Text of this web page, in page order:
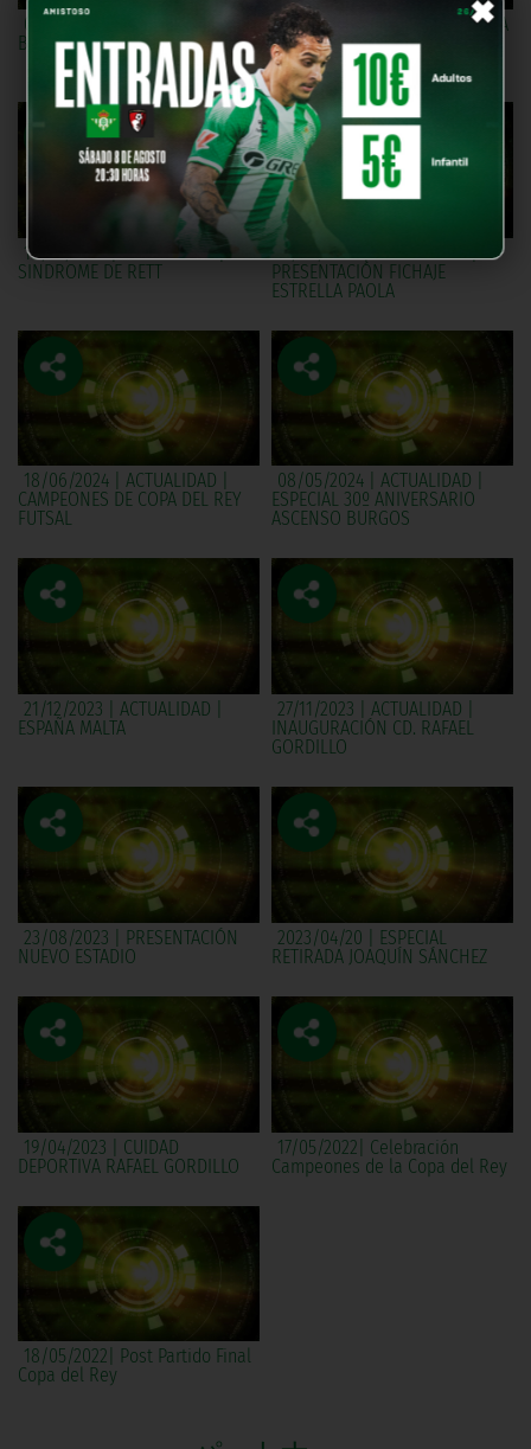
09/11/2024 | REGATA SEVILLA -
BETIS
25/10/2024 | UNIDOS POR UNA
PASIÓN | PEÑA BÉTICA EL
FONTANAL
18/10/2024 | ACTUALIDAD |
SINDROME DE RETT
PRESENTACIÓN FICHAJE
ESTRELLA PAOLA
18/06/2024 | ACTUALIDAD |
CAMPEONES DE COPA DEL REY
FUTSAL
08/05/2024 | ACTUALIDAD |
ESPECIAL 30º ANIVERSARIO
ASCENSO BURGOS
21/12/2023 | ACTUALIDAD |
ESPAÑA MALTA
27/11/2023 | ACTUALIDAD |
INAUGURACIÓN CD. RAFAEL
GORDILLO
23/08/2023 | PRESENTACIÓN
NUEVO ESTADIO
2023/04/20 | ESPECIAL
RETIRADA JOAQUÍN SÁNCHEZ
19/04/2023 | CUIDAD
DEPORTIVA RAFAEL GORDILLO
17/05/2022| Celebración
Campeones de la Copa del Rey
18/05/2022| Post Partido Final
Copa del Rey